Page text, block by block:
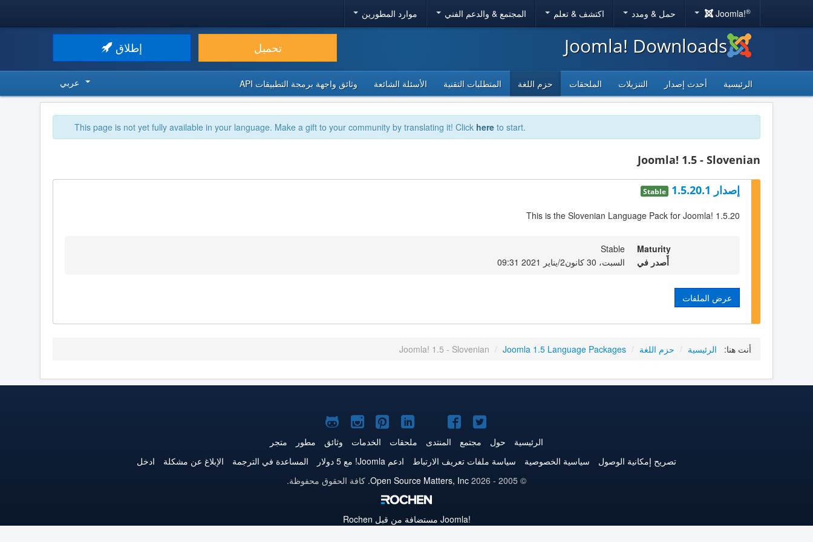
Joomla!® حمل & ومدد اكتشف & تعلم المجتمع & والدعم الفني موارد المطورين
Joomla! Downloads تحميل إطلاق
الرئيسية أحدث إصدار التنزيلات الملحقات حزم اللغة المتطلبات التقنية الأسئلة الشائعة وثائق واجهة برمجة التطبيقات API عربي
This page is not yet fully available in your language. Make a gift to your community by translating it! Click here to start.
Joomla! 1.5 - Slovenian
إصدار 1.5.20.1 Stable
This is the Slovenian Language Pack for Joomla! 1.5.20
Maturity
Stable
أٌصدر في
السبت، 30 كانون2/يناير 2021 09:31
عرض الملفات
أنت هنا: الرئيسية / حزم اللغة /
Joomla 1.5 Language Packages
/
Joomla! 1.5 - Slovenian
على
Twitter
Joomla!
على
فيس
بوك
Joomla!
على
يوتيوب
Joomla!
على
LinkedIn
Joomla!
على
Pinterest
على
Instagram
علىGitHub
الرئيسية حول مجتمع المنتدى ملحقات الخدمات وثائق مطور
متجر
تصريح إمكانية الوصول
سياسية الخصوصية سياسة ملفات تعريف الارتباط ادعم Joomla! مع 5 دولار المساعدة في الترجمة الإبلاغ عن مشكلة
ادخل
© 2005 - 2026
Open Source Matters, Inc. كافة الحقوق محفوظة.
Joomla! مستضافة من قبل Rochen